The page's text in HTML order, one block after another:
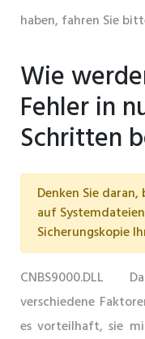
haben, fahren Sie
Wie
Fehler in
Schritten
Denken Sie
auf
Sicherungskopie
CNBS9000.DLL
verschiedene
es vorteilhaft, sie